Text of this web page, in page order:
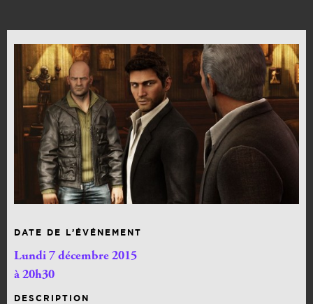
DATE DE L’ÉVÉNEMENT
Lundi 7 décembre 2015
à 20h30
DESCRIPTION